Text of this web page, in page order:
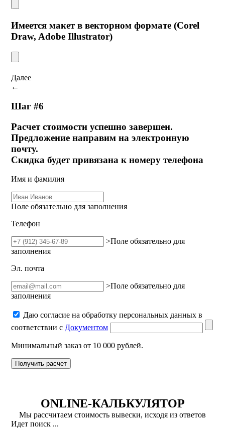
Имеется макет в векторном формате (Corel
Draw, Adobe Illustrator)
Далее
←
Шаг #6
Расчет стоимости успешно завершен.
Предложение направим на электронную
почту.
Скидка будет привязана к номеру телефона
Имя и фамилия
Поле обязательно для заполнения
Телефон
>Поле обязательно для
заполнения
Эл. почта
>Поле обязательно для
заполнения
Даю согласие на обработку персональных данных в
соответствии с Документом
Минимальный заказ от 10 000 рублей.
Получить расчет
ONLINE-КАЛЬКУЛЯТОР
Мы рассчитаем стоимость вывески, исходя из ответов
Идет поиск ...